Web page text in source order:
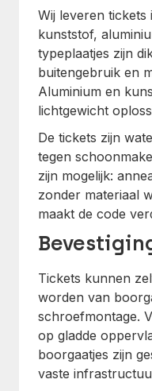
Wij leveren tickets
kunststof,
typeplaatjes zijn
buitengebruik en
Aluminium en
lichtgewicht
De tickets zijn
tegen
zijn mogelijk:
zonder materiaal
maakt de code
Tickets kunnen
worden van
schroefmontage.
op gladde
boorgaatjes zijn
vaste